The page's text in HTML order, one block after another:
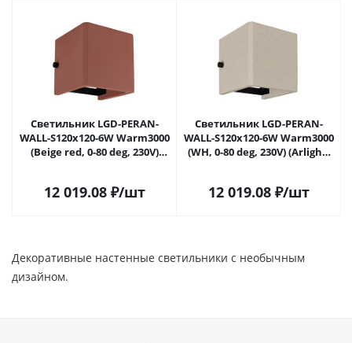
Светильник LGD-PERAN-
WALL-S120x120-6W Warm3000
(Beige red, 0-80 deg, 230V)
12 019.08₽/шт
Светильник LGD-PERAN-
WALL-S120x120-6W Warm3000
(WH, 0-80 deg, 230V) (Arlight,
12 019.08₽/шт
Декоративные настенные светильники с необычным
дизайном.